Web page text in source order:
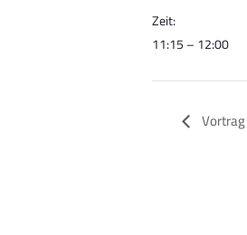
Zeit:
11:15 – 12:00